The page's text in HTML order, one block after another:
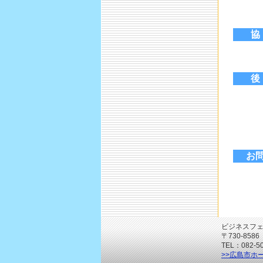
お
ビジネスフ
〒730-8586
TEL：082-
>>広島市ホ